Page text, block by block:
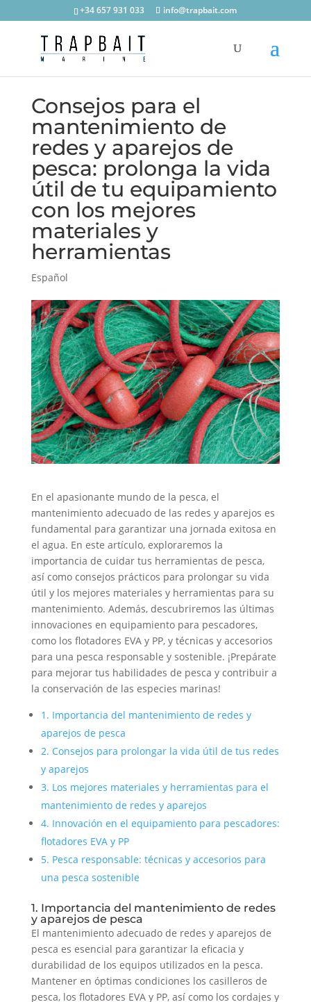
+34 657 931 033 info@trapbait.com
Consejos para el
mantenimiento de
redes y aparejos de
pesca: prolonga la vida
útil de tu equipamiento
con los mejores
materiales y
herramientas
Español
En el apasionante mundo de la pesca, el
mantenimiento adecuado de las redes y aparejos es
fundamental para garantizar una jornada exitosa en
el agua. En este artículo, exploraremos la
importancia de cuidar tus herramientas de pesca,
así como consejos prácticos para prolongar su vida
útil y los mejores materiales y herramientas para su
mantenimiento. Además, descubriremos las últimas
innovaciones en equipamiento para pescadores,
como los flotadores EVA y PP, y técnicas y accesorios
para una pesca responsable y sostenible. ¡Prepárate
para mejorar tus habilidades de pesca y contribuir a
la conservación de las especies marinas!
1. Importancia del mantenimiento de redes y
aparejos de pesca
2. Consejos para prolongar la vida útil de tus redes
y aparejos
3. Los mejores materiales y herramientas para el
mantenimiento de redes y aparejos
4. Innovación en el equipamiento para pescadores:
flotadores EVA y PP
5. Pesca responsable: técnicas y accesorios para
una pesca sostenible
1. Importancia del mantenimiento de redes
y aparejos de pesca
El mantenimiento adecuado de redes y aparejos de
pesca es esencial para garantizar la eficacia y
durabilidad de los equipos utilizados en la pesca.
Mantener en óptimas condiciones los casilleros de
pesca, los flotadores EVA y PP, así como los cordajes y